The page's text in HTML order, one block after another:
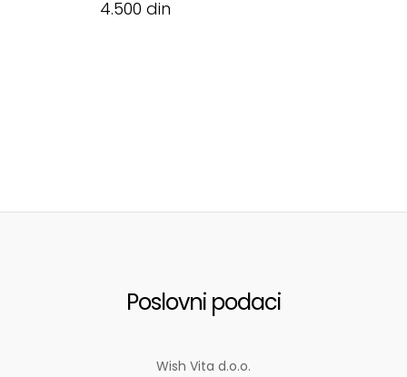
4.500 din
Poslovni podaci
Wish Vita d.o.o.